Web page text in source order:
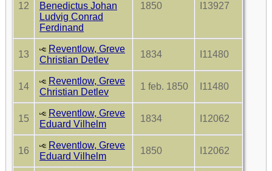
12
Benedictus Johan
Ludvig Conrad
Ferdinand
1850 I13927
13
Reventlow, Greve
Christian Detlev
1834 I11480
14
Reventlow, Greve
Christian Detlev
1 feb. 1850 I11480
15
Reventlow, Greve
Eduard Vilhelm
1834 I12062
16
Reventlow, Greve
Eduard Vilhelm
1850 I12062